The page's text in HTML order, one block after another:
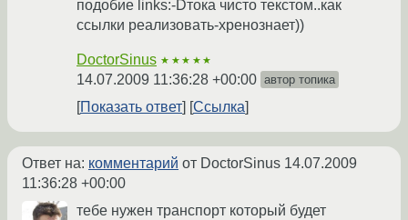
подобие links:-Dтока чисто текстом..как
ссылки реализовать-хренознает))
DoctorSinus ★★★★★
14.07.2009 11:36:28 +00:00 автор топика
Показать ответ Ссылка
Ответ на: комментарий от DoctorSinus 14.07.2009
11:36:28 +00:00
тебе нужен транспорт который будет